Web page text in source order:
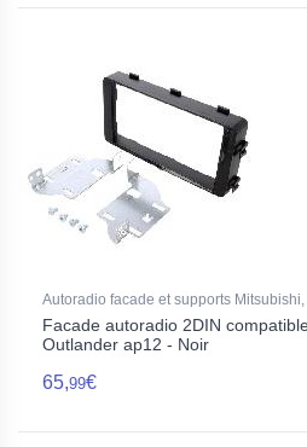
Autoradio facade et supports Mitsubishi,
Facade autoradio 2DIN
Outlander ap12 - Noir
65,99€